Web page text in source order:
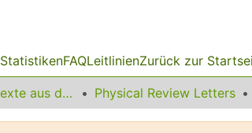
StatistikenFAQLeitlinienZurück zur
Sonstige Volltexte aus dem Bibliotheksangebot Physical Review Letters